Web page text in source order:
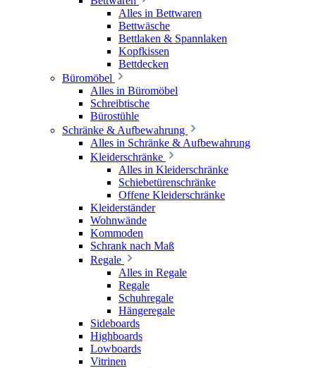
Alles in Bettwaren
Bettwäsche
Bettlaken & Spannlaken
Kopfkissen
Bettdecken
Büromöbel
Alles in Büromöbel
Schreibtische
Bürostühle
Schränke & Aufbewahrung
Alles in Schränke & Aufbewahrung
Kleiderschränke
Alles in Kleiderschränke
Schiebetürenschränke
Offene Kleiderschränke
Kleiderständer
Wohnwände
Kommoden
Schrank nach Maß
Regale
Alles in Regale
Regale
Schuhregale
Hängeregale
Sideboards
Highboards
Lowboards
Vitrinen